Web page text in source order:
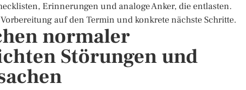
Erinnerungen und analoge Anker, die entlasten.
auf den Termin und konkrete nächste Schritte.
normaler
Störungen und